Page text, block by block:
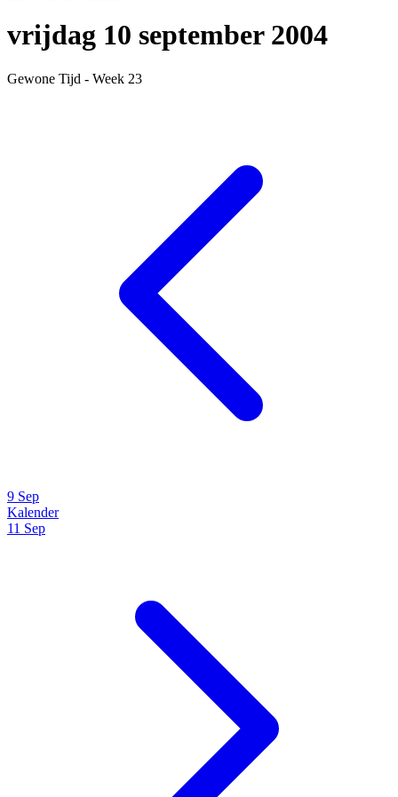
vrijdag 10 september 2004
Gewone Tijd - Week 23
9 Sep
Kalender
11 Sep